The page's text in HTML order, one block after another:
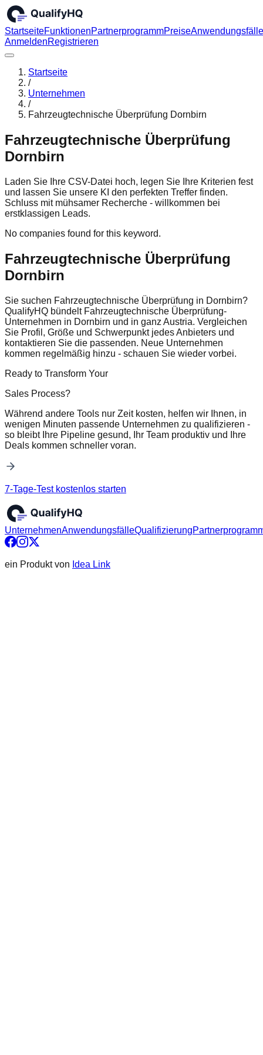
StartseiteFunktionenPartnerprogrammPreiseAnwendungsfälle
AnmeldenRegistrieren
Startseite
/
Unternehmen
/
Fahrzeugtechnische Überprüfung Dornbirn
Fahrzeugtechnische Überprüfung
Dornbirn
Laden Sie Ihre CSV-Datei hoch, legen Sie Ihre Kriterien fest
und lassen Sie unsere KI den perfekten Treffer finden.
Schluss mit mühsamer Recherche - willkommen bei
erstklassigen Leads.
No companies found for this keyword.
Fahrzeugtechnische Überprüfung
Dornbirn
Sie suchen Fahrzeugtechnische Überprüfung in Dornbirn?
QualifyHQ bündelt Fahrzeugtechnische Überprüfung-
Unternehmen in Dornbirn und in ganz Austria. Vergleichen
Sie Profil, Größe und Schwerpunkt jedes Anbieters und
kontaktieren Sie die passenden. Neue Unternehmen
kommen regelmäßig hinzu - schauen Sie wieder vorbei.
Ready to Transform Your
Sales Process?
Während andere Tools nur Zeit kosten, helfen wir Ihnen, in
wenigen Minuten passende Unternehmen zu qualifizieren -
so bleibt Ihre Pipeline gesund, Ihr Team produktiv und Ihre
Deals kommen schneller voran.
7-Tage-Test kostenlos starten
UnternehmenAnwendungsfälleQualifizierung
ein Produkt von Idea Link